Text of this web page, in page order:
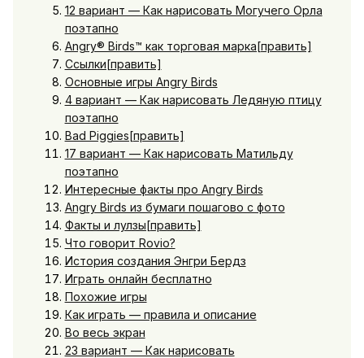
12 вариант — Как нарисовать Могучего Орла
поэтапно
Angry® Birds™ как торговая марка[править]
Ссылки[править]
Основные игры Angry Birds
4 вариант — Как нарисовать Ледяную птицу
поэтапно
Bad Piggies[править]
17 вариант — Как нарисовать Матильду
поэтапно
Интересные факты про Angry Birds
Angry Birds из бумаги пошагово с фото
Факты и лулзы[править]
Что говорит Rovio?
История создания Энгри Бердз
Играть онлайн бесплатно
Похожие игры
Как играть — правила и описание
Во весь экран
23 вариант — Как нарисовать